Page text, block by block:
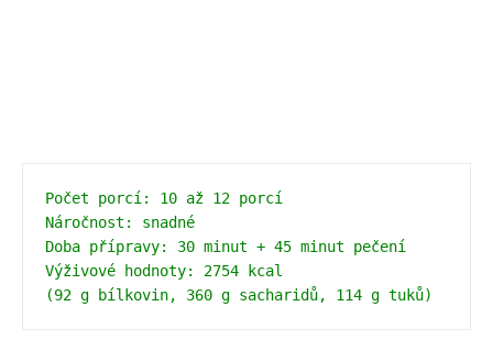
Počet porcí: 10 až 12 porcí
Náročnost: snadné
Doba přípravy: 30 minut + 45 minut pečení
Výživové hodnoty: 2754 kcal
(92 g bílkovin, 360 g sacharidů, 114 g tuků)